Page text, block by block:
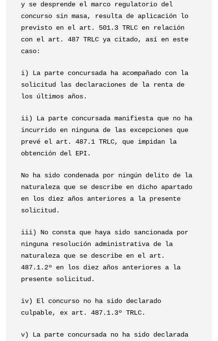
y se desprende el marco regulatorio del
concurso sin masa, resulta de aplicación lo
previsto en el art. 501.3 TRLC en relación
con el art. 487 TRLC ya citado, así en este
caso:
i) La parte concursada ha acompañado con la
solicitud las declaraciones de la renta de
los últimos años.
ii) La parte concursada manifiesta que no ha
incurrido en ninguna de las excepciones que
prevé el art. 487.1 TRLC, que impidan la
obtención del EPI.
No ha sido condenada por ningún delito de la
naturaleza que se describe en dicho apartado
en los diez años anteriores a la presente
solicitud.
iii) No consta que haya sido sancionada por
ninguna resolución administrativa de la
naturaleza que se describe en el art.
487.1.2º en los diez años anteriores a la
presente solicitud.
iv) El concurso no ha sido declarado
culpable, ex art. 487.1.3º TRLC.
v) La parte concursada no ha sido declarada